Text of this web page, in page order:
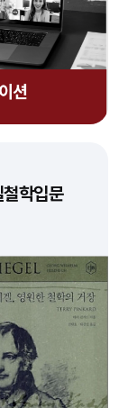
학입문